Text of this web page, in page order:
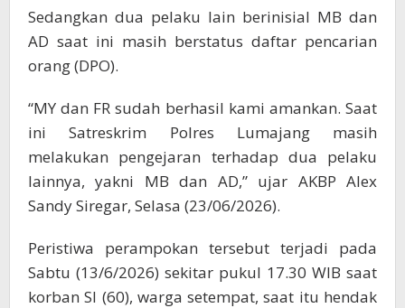
Sedangkan dua pelaku lain berinisial MB dan
AD saat ini masih berstatus daftar pencarian
orang (DPO).
“MY dan FR sudah berhasil kami amankan. Saat
ini Satreskrim Polres Lumajang masih
melakukan pengejaran terhadap dua pelaku
lainnya, yakni MB dan AD,” ujar AKBP Alex
Sandy Siregar, Selasa (23/06/2026).
Peristiwa perampokan tersebut terjadi pada
Sabtu (13/6/2026) sekitar pukul 17.30 WIB saat
korban SI (60), warga setempat, saat itu hendak